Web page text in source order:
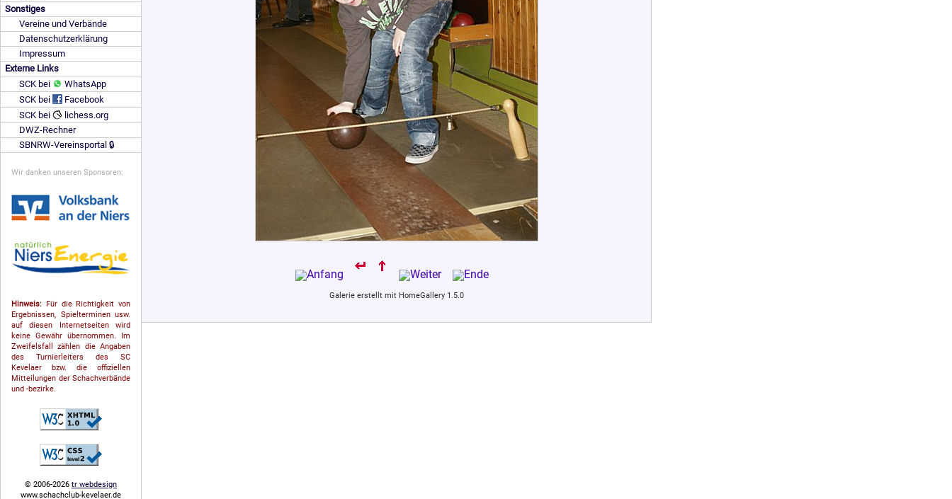
Sonstiges
Vereine und Verbände
Datenschutzerklärung
Impressum
Externe Links
SCK bei
WhatsApp
SCK bei
Facebook
SCK bei
lichess.org
DWZ-Rechner
SBNRW-Vereinsportal 🔒
Wir danken unseren Sponsoren:
Hinweis: Für die Richtigkeit von
Ergebnissen, Spielterminen usw.
auf diesen Internetseiten wird
keine Gewähr übernommen. Im
Zweifelsfall zählen die Angaben
des Turnierleiters des SC
Kevelaer bzw. die offiziellen
Mitteilungen der Schach­ver­bände
und -bezirke.
© 2006-2026 tr webdesign
www.schachclub-kevelaer.de
Galerie erstellt mit HomeGallery 1.5.0